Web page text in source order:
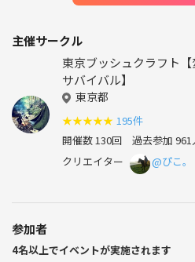
主催サークル
東京ブッシュクラフト【
サバイバル】
東京都
★★★★★ 195件
開催数 130回 過去参加 961
クリエイター
@ぴこ。
参加者
4名以上でイベントが実施されます